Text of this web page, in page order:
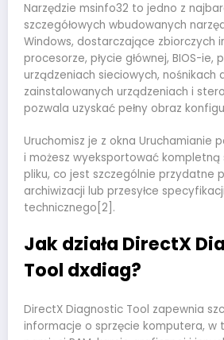
Narzędzie msinfo32 to jedno z
szczegółowych wbudowanych
Windows, dostarczające zbiorczych
procesorze, płycie głównej, BIOS-ie,
urządzeniach sieciowych, nośnikach
zainstalowanych urządzeniach i
pozwala uzyskać pełny obraz
Uruchomisz je z okna Uruchamianie
i możesz wyeksportować
pliku, co jest szczególnie przydatne
archiwizacji lub przesyłce
technicznego[2].
Jak działa DirectX
Tool dxdiag?
DirectX Diagnostic Tool zapewnia
informacje o sprzęcie komputera, w